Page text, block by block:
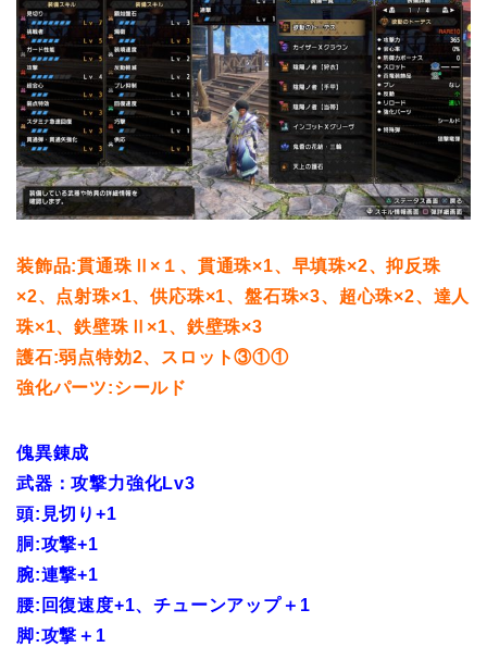
装飾品:貫通珠Ⅱ×１、貫通珠×1、早填珠×2、抑反珠
×2、点射珠×1、供応珠×1、盤石珠×3、超心珠×2、達人
珠×1、鉄壁珠Ⅱ×1、鉄壁珠×3
護石:弱点特効2、スロット③①①
強化パーツ:シールド
傀異錬成
武器：攻撃力強化Lv3
頭:見切り+1
胴:攻撃+1
腕:連撃+1
腰:回復速度+1、チューンアップ＋1
脚:攻撃＋1